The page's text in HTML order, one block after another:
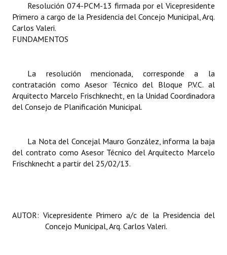
Ejecución Presupuestaria
Actas de Audiencias Públicas
Comunicaciones
Declaraciones
Resoluciones de Presidencia
INSTITUCIONAL
Registros y Distinciones
Resolución 074-PCM-13 firmada por el Vicepresidente
Primero a cargo de la Presidencia del Concejo Municipal, Arq.
Carlos Valeri.
FUNDAMENTOS
La resolución mencionada, corresponde a la
contratación como Asesor Técnico del Bloque P.V.C. al
Arquitecto Marcelo Frischknecht, en la Unidad Coordinadora
del Consejo de Planificación Municipal.
La Notadel Concejal Mauro González, informa la baja
del contrato como Asesor Técnico del Arquitecto Marcelo
Frischknecht a partir del 25/02/13.
AUTOR: Vicepresidente Primero a/c de la Presidencia del
Concejo Municipal, Arq. Carlos Valeri.